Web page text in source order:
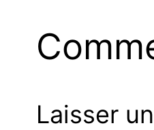
Laisser